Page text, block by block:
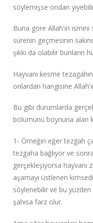
söylemişse ondan
Buna göre Allah'ın ismini
sürenin geçmesinin
şıkki da olabilir bunların
Hayvanı kesme
onlardan hangisine
Bu gibi durumlarda
bölümünü boynuna alan
1- Örneğin eğer tezgah
tezgaha bağlıyor ve
gerçekleşiyorsa hayvanı
aşamayı üstlenen
söylenebilir ve bu
şahısa farz olur.